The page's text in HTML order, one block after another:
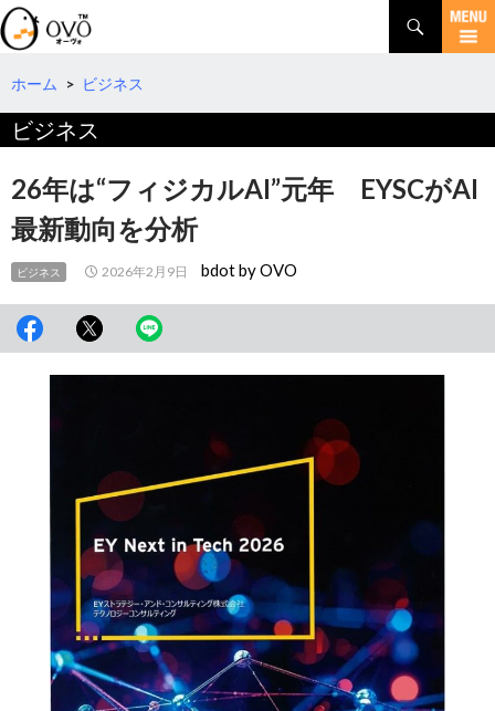
検
索
コ
テ
へ
動
ホーム > ビジネス
ビジネス
26年は“フィジカルAI”元年 EYSCがAI
最新動向を分析
ビジネス 2026年2月9日 bdot by OVO